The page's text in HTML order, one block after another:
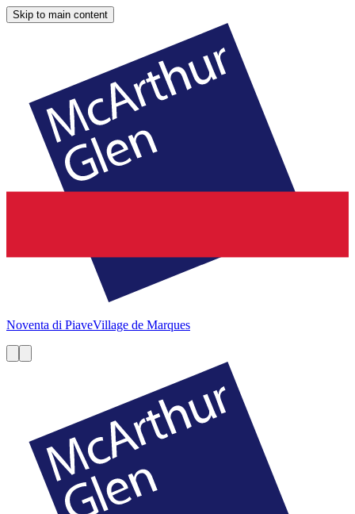
Skip to main content
Noventa di PiaveVillage de Marques